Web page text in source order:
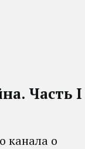
Часть I
канала о